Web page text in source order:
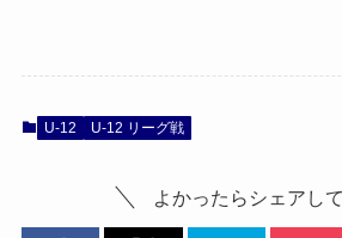
U-12 U-12 リーグ戦
よかったらシェアして